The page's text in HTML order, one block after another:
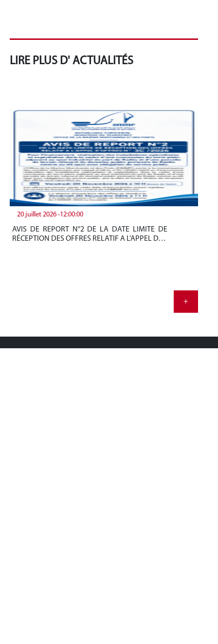
LIRE PLUS D' ACTUALITÉS
20 juillet 2026 -12:00:00
AVIS DE REPORT N°2 DE LA DATE LIMITE DE
RÉCEPTION DES OFFRES RELATIF A L’APPEL D…
+